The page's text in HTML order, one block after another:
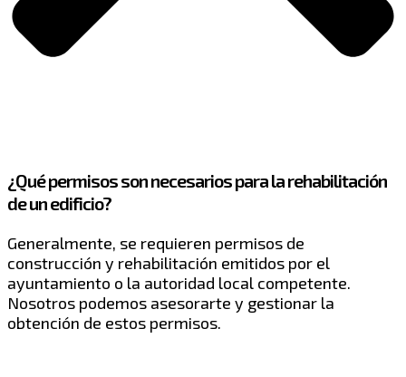
¿Qué permisos son necesarios para la rehabilitación
de un edificio?
Generalmente, se requieren permisos de
construcción y rehabilitación emitidos por el
ayuntamiento o la autoridad local competente.
Nosotros podemos asesorarte y gestionar la
obtención de estos permisos.